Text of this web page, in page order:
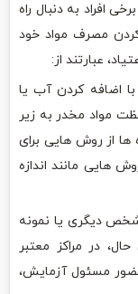
افراد به دنبال راه
مصرف مواد خود
عبارتند از:
اضافه کردن آب یا
مواد مخدر به زیر
از روش هایی برای
هایی مانند اندازه
شخص دیگری یا نمونه
در مراکز معتبر
مسئول آزمایش،